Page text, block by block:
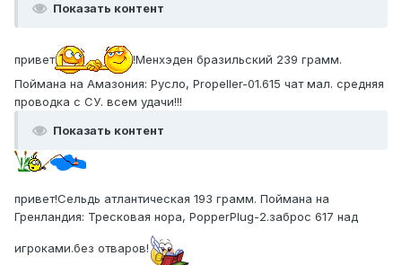
Показать контент
привет
!Менхэден бразильский 239 грамм.
Поймана на Амазония: Русло, Propeller-01.615 чат мал. средняя
проводка с СУ. всем удачи!!!
Показать контент
привет!Сельдь атлантическая 193 грамм. Поймана на
Гренландия: Тресковая нора, PopperPlug-2.заброс 617 над
игроками.без отваров!